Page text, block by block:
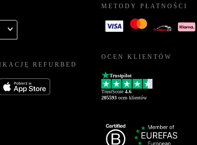
REFURBED
METODY PŁATNOŚCI
OCEN KLIENTÓW
Trustpilot
TrustScore 4.6
205593 ocen klientów